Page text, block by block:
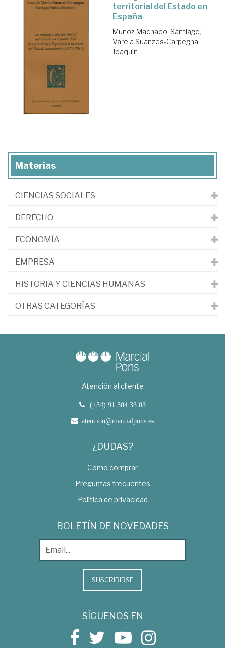
territorial del Estado en
España
Muñoz Machado, Santiago;
Varela Suanzes-Carpegna,
Joaquín
Materias
CIENCIAS SOCIALES
DERECHO
ECONOMÍA
EMPRESA
HISTORIA Y CIENCIAS HUMANAS
OTRAS CATEGORÍAS
Atención al cliente
(+34) 91 304 33 03
atencion@marcialpons.es
¿DUDAS?
Como comprar
Preguntas frecuentes
Política de privacidad
BOLETÍN DE NOVEDADES
SUSCRIBIRSE
SÍGUENOS EN